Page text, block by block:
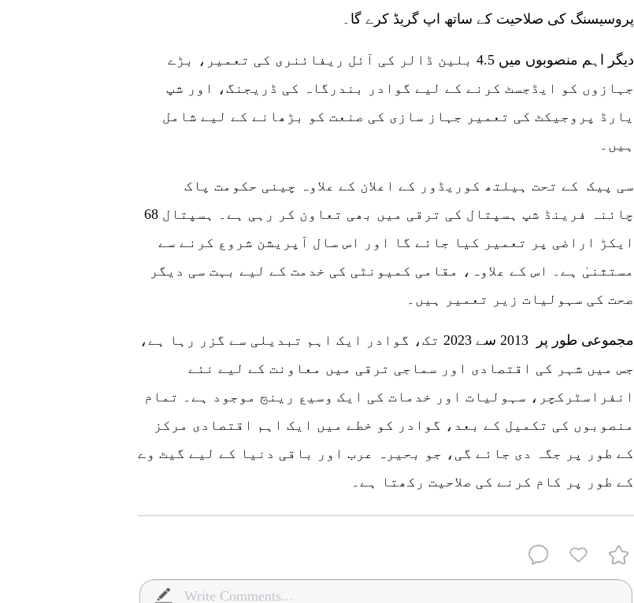
پروسیسنگ کی صلاحیت کے ساتھ اپ گریڈ کرے گا۔
دیگر اہم منصوبوں میں 4.5 بلین ڈالر کی آئل ریفائنری کی تعمیر، بڑے
جہازوں کو ایڈجسٹ کرنے کے لیے گوادر بندرگاہ کی ڈریجنگ، اور شپ
یارڈ پروجیکٹ کی تعمیر جہاز سازی کی صنعت کو بڑھانے کے لیے شامل
ہیں۔
سی پیک کے تحت ہیلتھ کوریڈور کے اعلان کے علاوہ چینی حکومت پاک
چائنہ فرینڈ شپ ہسپتال کی ترقی میں بھی تعاون کر رہی ہے۔ ہسپتال 68
ایکڑ اراضی پر تعمیر کیا جائے گا اور اس سال آپریشن شروع کرنے سے
مستثنیٰ ہے۔ اس کے علاوہ، مقامی کمیونٹی کی خدمت کے لیے بہت سی دیگر
صحت کی سہولیات زیر تعمیر ہیں۔
مجموعی طور پر 2013 سے 2023 تک، گوادر ایک اہم تبدیلی سے گزر رہا ہے،
جس میں شہر کی اقتصادی اور سماجی ترقی میں معاونت کے لیے نئے
انفراسٹرکچر، سہولیات اور خدمات کی ایک وسیع رینج موجود ہے۔ تمام
منصوبوں کی تکمیل کے بعد، گوادر کو خطے میں ایک اہم اقتصادی مرکز
کے طور پر جگہ دی جائے گی، جو بحیرہ عرب اور باقی دنیا کے لیے گیٹ وے
کے طور پر کام کرنے کی صلاحیت رکھتا ہے۔